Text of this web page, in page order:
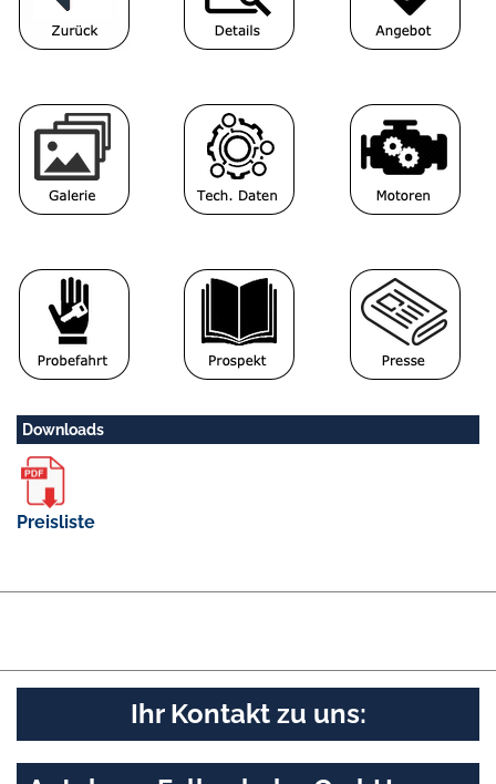
Downloads
Preisliste
Ihr Kontakt zu uns: